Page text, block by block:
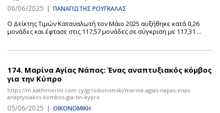
06/06/2025 | ΠΑΝΑΓΙΩΤΗΣ ΡΟΥΓΚΑΛΑΣ
Ο Δείκτης Τιμών Καταναλωτή τον Μάιο 2025 αυξήθηκε κατά 0,26
μονάδες και έφτασε στις 117,57 μονάδες σε σύγκριση με 117,31 ...
174. Μαρίνα Αγίας Νάπας: Ένας αναπτυξιακός κόμβος
για την Κύπρο
https://m.kathimerini.com.cy/gr/oikonomiki/marina-agias-napas-enas-
anaptyxiakos-kombos-gia-tin-kypro
05/06/2025 | ΟΙΚΟΝΟΜΙΚΗ